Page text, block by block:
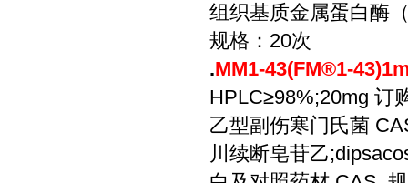
组织基质金属蛋白酶
规格：20次
.MM1-43(FM®1-
HPLC≥98%;20mg 订
乙型副伤寒门氏菌
川续断皂苷乙